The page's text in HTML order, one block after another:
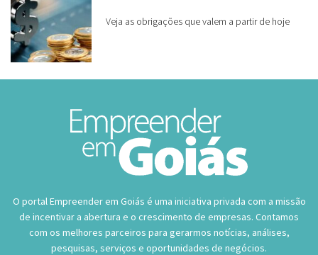
Veja as obrigações que valem a partir de hoje
O portal Empreender em Goiás é uma iniciativa privada com a missão
de incentivar a abertura e o crescimento de empresas. Contamos
com os melhores parceiros para gerarmos notícias, análises,
pesquisas, serviços e oportunidades de negócios.